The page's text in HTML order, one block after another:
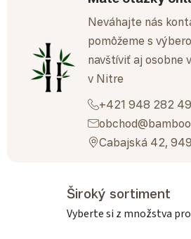
Neváhajte nás
pomôžeme s
navštíviť aj osobne
v Nitre
+421 948 282
Cabajská 42,
Široký sortiment
Vyberte si z množstva